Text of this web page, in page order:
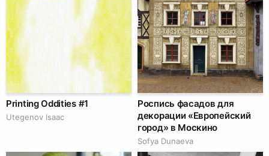
Printing Oddities #1
Utegenov Isaac
Роспись фасадов для
декорации «Европейский
город» в Москино
Sofya Dunaeva